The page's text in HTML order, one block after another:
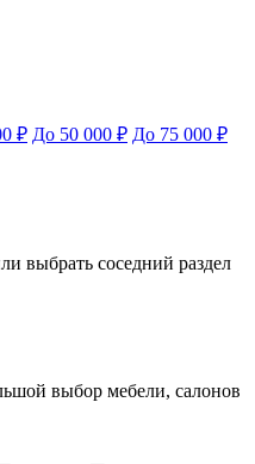
₽ До 50 000 ₽ До 75 000 ₽
выбрать соседний раздел
выбор мебели, салонов